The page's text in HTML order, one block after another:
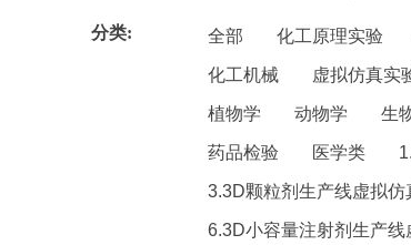
分类: 全部 化工原理实验
化工机械 虚拟仿真实
植物学 动物学 生
药品检验 医学类
3.3D颗粒剂生产线虚拟仿
6.3D小容量注射剂生产